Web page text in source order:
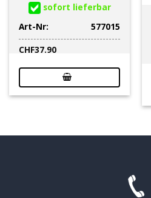
sofort lieferbar
Art-Nr:
577015
CHF37.90